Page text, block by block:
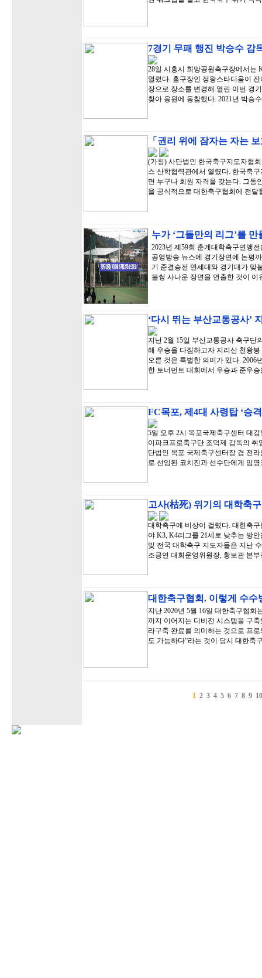
7경기 무패 행진 박승수
28일 시흥시 희망공원축구장에서는
열렸다. 홈구장인 정왕스타디움이
장으로 장소를 변경해 열린 이번 경
찾아 응원에 동참했다. 2021년 박승
「권리 위에 잠자는 자는
(가칭) 사단법인 한국축구지도자협
스 산학협력관에서 열렸다. 한국축
면 누구나 회원 자격을 갖는다. 그동
을 공식적으로 대한축구협회에 전
누가 ‘그들만의 리그’를
2023년 제59회 춘계대학축구연맹
공영방송 뉴스에 경기장면에 논평
기 준결승전 연세대와 경기대가 맞
볼썽 사나운 장면을 연출한 것이
‘다시 뛰는 부산교통공사’
지난 2월 15일 부산교통공사 축구단
해 우승을 다짐하고자 지리산 천왕
오른 것은 특별한 의미가 있다.
한 토너먼트 대회에서 우승과 준우
FC목포, 제4대 사령탑 ‘승
5일 오후 2시 목포국제축구센터 대
이파크프로축구단 조덕제 감독의
단법인 목포 국제축구센터장 겸 전
로 선임된 코치진과 선수단에게 임
고사(枯死) 위기의 대학축
대학축구에 비상이 걸렸다. 대한축
야 K3, K4리그를 21세로 낮추는 방
및 전국 대학축구 지도자들은 지난
조긍연 대회운영위원장, 황보관 본
대한축구협회. 이렇게 수
지난 2020년 5월 16일 대한축구협
까지 이어지는 디비전 시스템을 구
라구축 완료를 의미하는 것으로 프
도 가능하다”라는 것이 당시 대한축
1 2 3 4 5 6 7 8 9 10